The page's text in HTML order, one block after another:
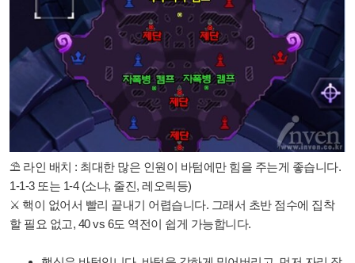
⛱ 라인 배치 : 최대한 많은 인원이 바텀에만 힘을 주는게 좋습니다.
1-1-3 또는 1-4 (소냐, 줄진, 레오릭등)
⚔ 핵이 없어서 빨리 끝내기 어렵습니다. 그래서 초반 점수에 집착
할 필요 없고, 40 vs 6도 역전이 쉽게 가능합니다.